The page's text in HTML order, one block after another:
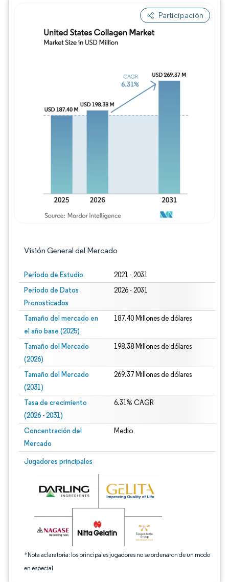
Participación
Visión General del Mercado
Período de Estudio 2021 - 2031
Período de Datos
Pronosticados
2026 - 2031
Tamaño del mercado en
el año base (2025)
187.40 Millones de dólares
Tamaño del Mercado
(2026)
198.38 Millones de dólares
Tamaño del Mercado
(2031)
269.37 Millones de dólares
Tasa de crecimiento
(2026 - 2031)
6.31% CAGR
Concentración del
Mercado
Medio
Jugadores principales
*Nota aclaratoria: los principales jugadores no se ordenaron de un modo
en especial
Imagen © Mordor Intelligence. El uso requiere atribución según CC BY 4.0.